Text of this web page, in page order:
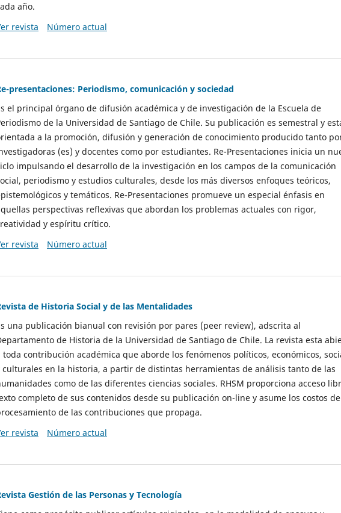
año.
revista
Número actual
presentaciones: Periodismo, comunicación y sociedad
el principal órgano de difusión académica y de investigación de la Escuela de
de la Universidad de Santiago de Chile. Su publicación es semestral y
a la promoción, difusión y generación de conocimiento producido tanto
(es) y docentes como por estudiantes. Re-Presentaciones inicia un
impulsando el desarrollo de la investigación en los campos de la comunicación
periodismo y estudios culturales, desde los más diversos enfoques teóricos,
y temáticos. Re-Presentaciones promueve un especial énfasis en
perspectivas reflexivas que abordan los problemas actuales con rigor,
y espíritu crítico.
revista
Número actual
de Historia Social y de las Mentalidades
una publicación bianual con revisión por pares (peer review), adscrita al
de Historia de la Universidad de Santiago de Chile. La revista esta
toda contribución académica que aborde los fenómenos políticos, económicos,
culturales en la historia, a partir de distintas herramientas de análisis tanto de las
como de las diferentes ciencias sociales. RHSM proporciona acceso
completo de sus contenidos desde su publicación on-line y asume los costos de
de las contribuciones que propaga.
revista
Número actual
Gestión de las Personas y Tecnología